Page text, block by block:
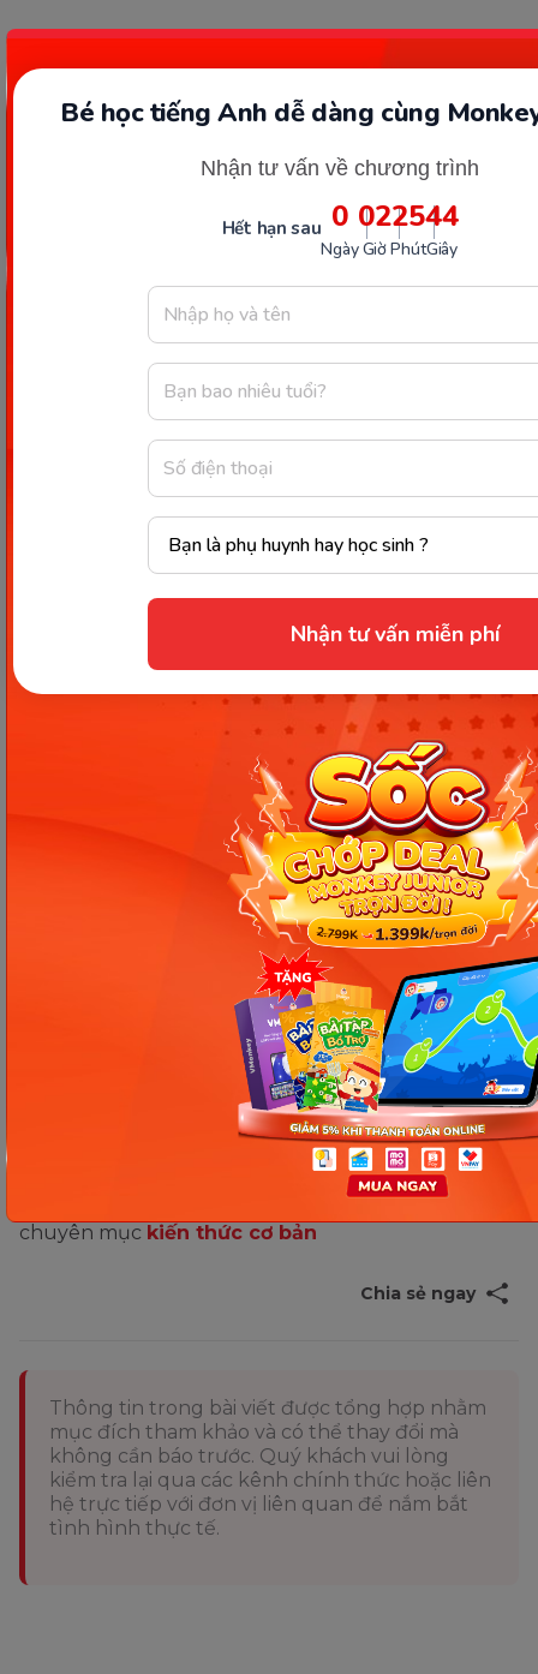
Bé học tiếng Anh dễ dàng cùng
Nhận tư vấn về chương trình
Hết hạn sau 0
Ngày
02
Giờ
25
Phút
43
Giây
Nhận tư vấn miễn phí
B. 45cm
C. 27cm
Ta có: Gọi H là chân đường vuông góc kẻ từ S đến
gương. S và S’ đối xứng nhau qua gương phẳng
nên khoảng cách từ S đến gương bằng khoảng
cách từ S’ đến gương hay SH = S’H (1)
Theo đề bài S’ cách S một khoảng là 54cm
Mà SS’ = 54 cm = SH + S’H (2)
Từ (1) (2) ⇒ SS’ = S’H + S’H = 2.S’H = 54 cm
⇒ S'H = 54/2 = 27cm
Vậy ảnh S’ của S nằm cách gương một khoảng là 27
Bài viết trên đã tổng hợp toàn bộ các kiến thức trả
Ảnh ảo là gì”. Bên cạnh đó, Monkey
đã so sánh điểm khác biệt giữa ảnh ảo và ảnh thật,
nhằm giúp bạn đọc hình dung rõ hơn về tính chất
của 2 loại ảnh và nhận biết dễ dàng trong học tập
cũng như cuộc sống. Hy vọng bạn đọc đã tích lũy
thêm cho bản thân thật nhiều thông tin bổ ích,
nâng cao kết quả học tập và kỹ năng áp dụng lý
thuyết vào đời sống thực tế.
Bạn đọc có thể tham khảo các bài viết khác tại
chuyên mục kiến thức cơ bản
Chia sẻ ngay
Thông tin trong bài viết được tổng hợp nhằm
mục đích tham khảo và có thể thay đổi mà
không cần báo trước. Quý khách vui lòng
kiểm tra lại qua các kênh chính thức hoặc liên
hệ trực tiếp với đơn vị liên quan để nắm bắt
tình hình thực tế.